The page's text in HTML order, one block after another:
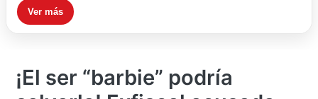
Ver más
¡El ser “barbie” podría